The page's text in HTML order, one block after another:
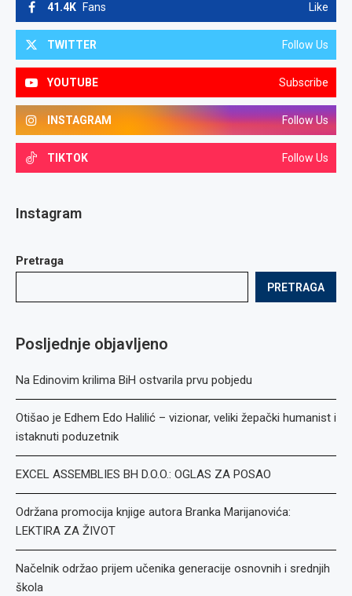
41.4K Fans Like
TWITTER Follow Us
YOUTUBE Subscribe
INSTAGRAM Follow Us
TIKTOK Follow Us
Instagram
Pretraga
PRETRAGA
Posljednje objavljeno
Na Edinovim krilima BiH ostvarila prvu pobjedu
Otišao je Edhem Edo Halilić – vizionar, veliki žepački humanist i
istaknuti poduzetnik
EXCEL ASSEMBLIES BH D.O.O.: OGLAS ZA POSAO
Održana promocija knjige autora Branka Marijanovića:
LEKTIRA ZA ŽIVOT
Načelnik održao prijem učenika generacije osnovnih i srednjih
škola